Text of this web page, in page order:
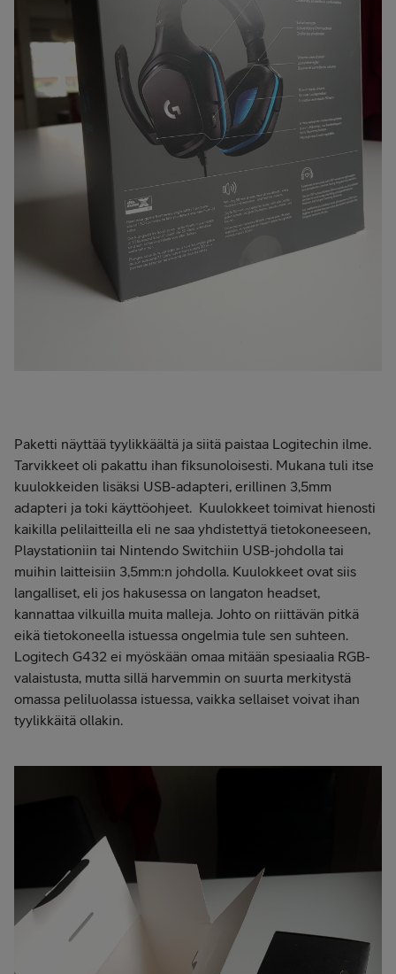
Paketti näyttää tyylikkäältä ja siitä paistaa Logitechin ilme.
Tarvikkeet oli pakattu ihan fiksunoloisesti. Mukana tuli itse
kuulokkeiden lisäksi USB-adapteri, erillinen 3,5mm
adapteri ja toki käyttöohjeet. Kuulokkeet toimivat hienosti
kaikilla pelilaitteilla eli ne saa yhdistettyä tietokoneeseen,
Playstationiin tai Nintendo Switchiin USB-johdolla tai
muihin laitteisiin 3,5mm:n johdolla. Kuulokkeet ovat siis
langalliset, eli jos hakusessa on langaton headset,
kannattaa vilkuilla muita malleja. Johto on riittävän pitkä
eikä tietokoneella istuessa ongelmia tule sen suhteen.
Logitech G432 ei myöskään omaa mitään spesiaalia RGB-
valaistusta, mutta sillä harvemmin on suurta merkitystä
omassa peliluolassa istuessa, vaikka sellaiset voivat ihan
tyylikkäitä ollakin.